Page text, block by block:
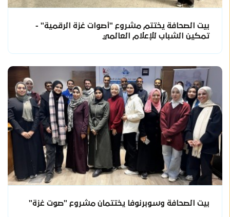
بيت الصحافة يختتم مشروع "أصوات غزة الرقمية" -
تمكين الشباب للإعلام العالمي
بيت الصحافة وسوبرنوفا يختتمان مشروع "صوت غزة"